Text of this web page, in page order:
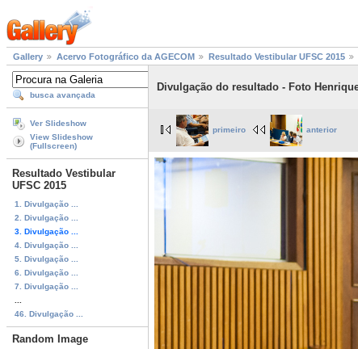
Gallery Acervo Fotográfico da AGECOM Resultado Vestibular UFSC 2015
busca avançada
Ver Slideshow
View Slideshow
(Fullscreen)
Resultado Vestibular
UFSC 2015
1. Divulgação ...
2. Divulgação ...
3. Divulgação ...
4. Divulgação ...
5. Divulgação ...
6. Divulgação ...
7. Divulgação ...
46. Divulgação ...
Random Image
Divulgação do resultado - Foto
primeiro anterior